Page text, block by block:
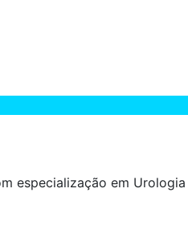
especialização em